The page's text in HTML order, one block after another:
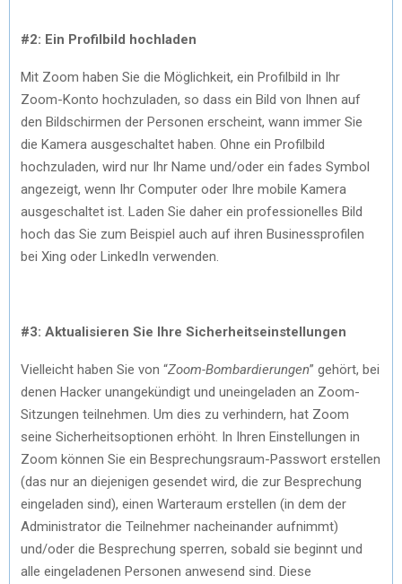
#2: Ein Profilbild hochladen
Mit Zoom haben Sie die Möglichkeit, ein Profilbild in Ihr
Zoom-Konto hochzuladen, so dass ein Bild von Ihnen auf
den Bildschirmen der Personen erscheint, wann immer Sie
die Kamera ausgeschaltet haben. Ohne ein Profilbild
hochzuladen, wird nur Ihr Name und/oder ein fades Symbol
angezeigt, wenn Ihr Computer oder Ihre mobile Kamera
ausgeschaltet ist. Laden Sie daher ein professionelles Bild
hoch das Sie zum Beispiel auch auf ihren Businessprofilen
bei Xing oder LinkedIn verwenden.
#3: Aktualisieren Sie Ihre Sicherheitseinstellungen
Vielleicht haben Sie von “Zoom-Bombardierungen” gehört, bei
denen Hacker unangekündigt und uneingeladen an Zoom-
Sitzungen teilnehmen. Um dies zu verhindern, hat Zoom
seine Sicherheitsoptionen erhöht. In Ihren Einstellungen in
Zoom können Sie ein Besprechungsraum-Passwort erstellen
(das nur an diejenigen gesendet wird, die zur Besprechung
eingeladen sind), einen Warteraum erstellen (in dem der
Administrator die Teilnehmer nacheinander aufnimmt)
und/oder die Besprechung sperren, sobald sie beginnt und
alle eingeladenen Personen anwesend sind. Diese